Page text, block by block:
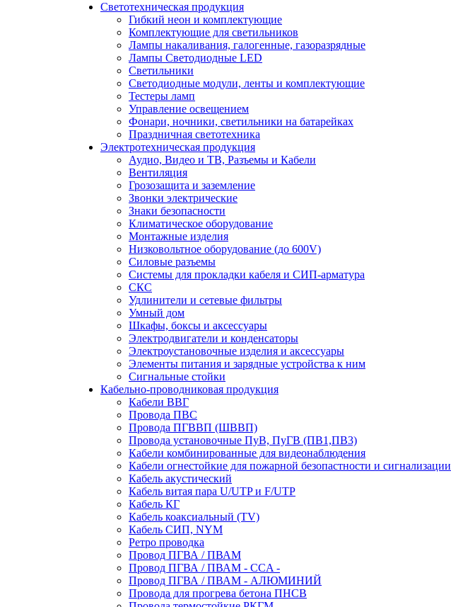
Светотехническая продукция
Гибкий неон и комплектующие
Комплектующие для светильников
Лампы накаливания, галогенные, газоразрядные
Лампы Светодиодные LED
Светильники
Светодиодные модули, ленты и комплектующие
Тестеры ламп
Управление освещением
Фонари, ночники, светильники на батарейках
Праздничная светотехника
Электротехническая продукция
Аудио, Видео и ТВ, Разъемы и Кабели
Вентиляция
Грозозащита и заземление
Звонки электрические
Знаки безопасности
Климатическое оборудование
Монтажные изделия
Низковольтное оборудование (до 600V)
Силовые разъемы
Системы для прокладки кабеля и СИП-арматура
СКС
Удлинители и сетевые фильтры
Умный дом
Шкафы, боксы и аксессуары
Электродвигатели и конденсаторы
Электроустановочные изделия и аксессуары
Элементы питания и зарядные устройства к ним
Сигнальные стойки
Кабельно-проводниковая продукция
Кабели ВВГ
Провода ПВС
Провода ПГВВП (ШВВП)
Провода установочные ПуВ, ПуГВ (ПВ1,ПВ3)
Кабели комбинированные для видеонаблюдения
Кабели огнестойкие для пожарной безопастности и сигнализации
Кабель акустический
Кабель витая пара U/UTP и F/UTP
Кабель КГ
Кабель коаксиальный (TV)
Кабель СИП, NYM
Ретро проводка
Провод ПГВА / ПВАМ
Провод ПГВА / ПВАМ - CCA -
Провод ПГВА / ПВАМ - АЛЮМИНИЙ
Провода для прогрева бетона ПНСВ